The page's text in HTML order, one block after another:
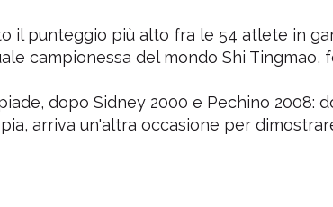
il punteggio più alto fra le 54 atlete in
campionessa del mondo Shi Tingmao,
dopo Sidney 2000 e Pechino 2008:
arriva un'altra occasione per